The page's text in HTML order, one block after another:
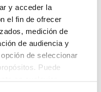
y acceder la
el fin de ofrecer
medición de
de audiencia y
de seleccionar
Puede